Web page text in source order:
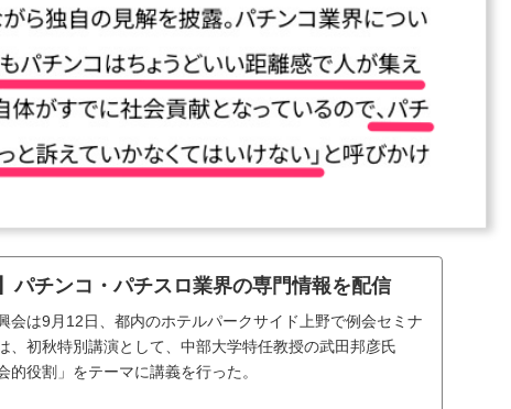
パチンコ・パチスロ業界の専門情報を配信
会は9月12日、都内のホテルパークサイド上野で例会セミナ
、初秋特別講演として、中部大学特任教授の武田邦彦氏
的役割」をテーマに講義を行った。